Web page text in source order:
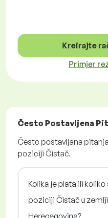
Kreirajte
Primjer
Često Postavljena
Često postavljana
poziciji Čistač.
Kolika je plata ili koliko
poziciji Čistač u